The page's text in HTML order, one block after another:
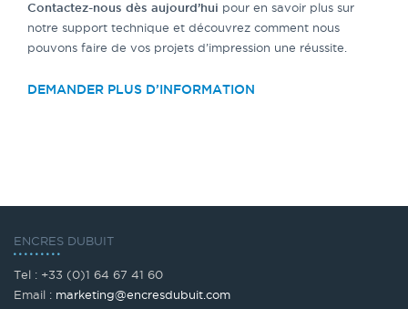
Contactez-nous dès aujourd’hui pour en savoir plus sur
notre support technique et découvrez comment nous
pouvons faire de vos projets d’impression une réussite.
DEMANDER PLUS D’INFORMATION
ENCRES DUBUIT
Tel : +33 (0)1 64 67 41 60
Email : marketing@encresdubuit.com